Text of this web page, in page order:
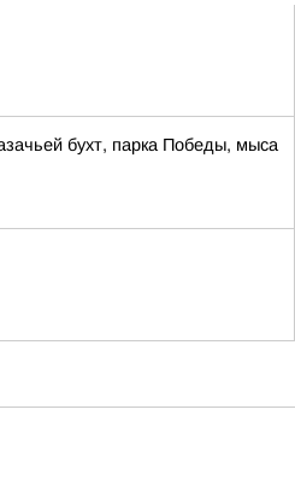
бухт, парка Победы, мыса